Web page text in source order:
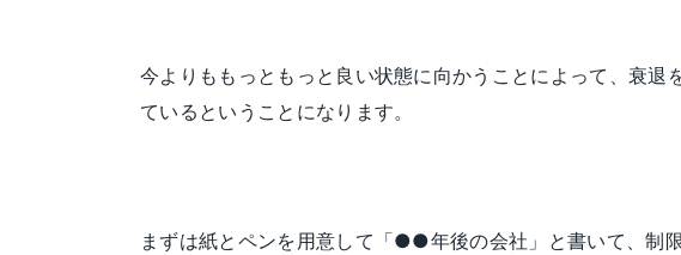
今よりももっともっと良い状態に向かうことによって、衰退
ているということになります。
まずは紙とペンを用意して「●●年後の会社」と書いて、制